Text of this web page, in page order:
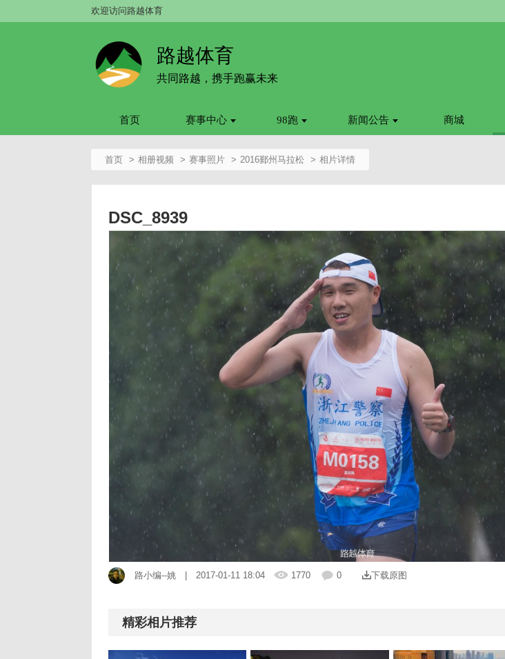
欢迎访问路越体育
路越体育
共同路越，携手跑赢未来
首页 赛事中心 98跑 新闻公告 商城
首页 相册视频 赛事照片 2016鄞州马拉松 相片详情
DSC_8939
路小编--姚 | 2017-01-11 18:04 1770 0 下载原图
精彩相片推荐